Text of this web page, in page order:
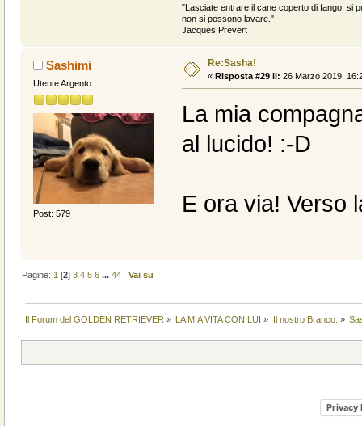
"Lasciate entrare il cane coperto di fango, si
non si possono lavare."
Jacques Prevert
Sashimi
Utente Argento
Post: 579
Re:Sasha!
« Risposta #29 il: 26 Marzo 2019,
La mia
al lucido! :-D
E ora via! Verso
Pagine: 1 [2]3 4 5 6 ...44 Vai su
Il Forum del GOLDEN RETRIEVER » LA MIA VITA CON LUI » Il nostro Branco. »
Privacy